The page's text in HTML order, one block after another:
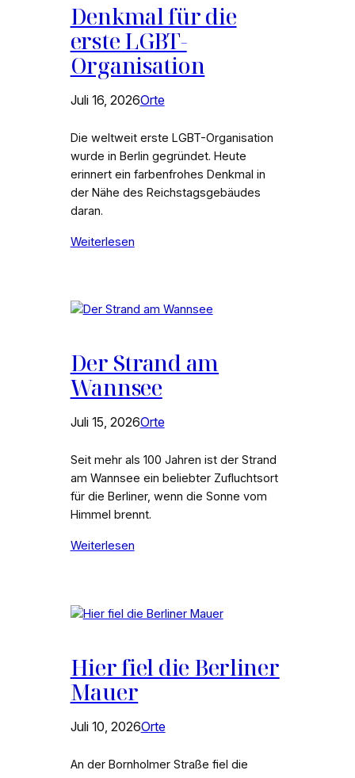
Denkmal für die
erste LGBT-
Organisation
Juli 16, 2026Orte
Die weltweit erste LGBT-Organisation
wurde in Berlin gegründet. Heute
erinnert ein farbenfrohes Denkmal in
der Nähe des Reichstagsgebäudes
daran.
Weiterlesen
Der Strand am
Wannsee
Juli 15, 2026Orte
Seit mehr als 100 Jahren ist der Strand
am Wannsee ein beliebter Zufluchtsort
für die Berliner, wenn die Sonne vom
Himmel brennt.
Weiterlesen
Hier fiel die Berliner
Mauer
Juli 10, 2026Orte
An der Bornholmer Straße fiel die